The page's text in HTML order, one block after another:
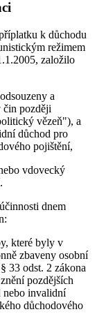
k důchodu
režimem
založilo
a
čin později
vězeň"), a
důchod pro
pojištění,
vdovecký
dnem
které byly v
zbaveny osobní
33 odst. 2 zákona
pozdějších
nebo invalidní
důchodového